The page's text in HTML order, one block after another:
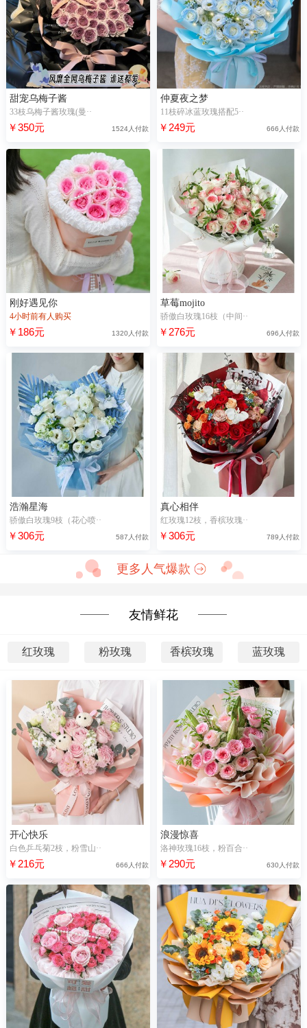
甜宠乌梅子酱
33枝乌梅子酱玫瑰(曼··
￥350元 1524人付款
仲夏夜之梦
11枝碎冰蓝玫瑰搭配5··
￥249元 666人付款
刚好遇见你
4小时前有人购买
￥186元 1320人付款
草莓mojito
骄傲白玫瑰16枝（中间··
￥276元 696人付款
浩瀚星海
骄傲白玫瑰9枝（花心喷··
￥306元 587人付款
真心相伴
红玫瑰12枝，香槟玫瑰··
￥306元 789人付款
更多人气爆款
友情鲜花
红玫瑰 粉玫瑰 香槟玫瑰 蓝玫瑰
开心快乐
白色乒乓菊2枝，粉雪山··
￥216元 666人付款
浪漫惊喜
洛神玫瑰16枝，粉百合··
￥290元 630人付款